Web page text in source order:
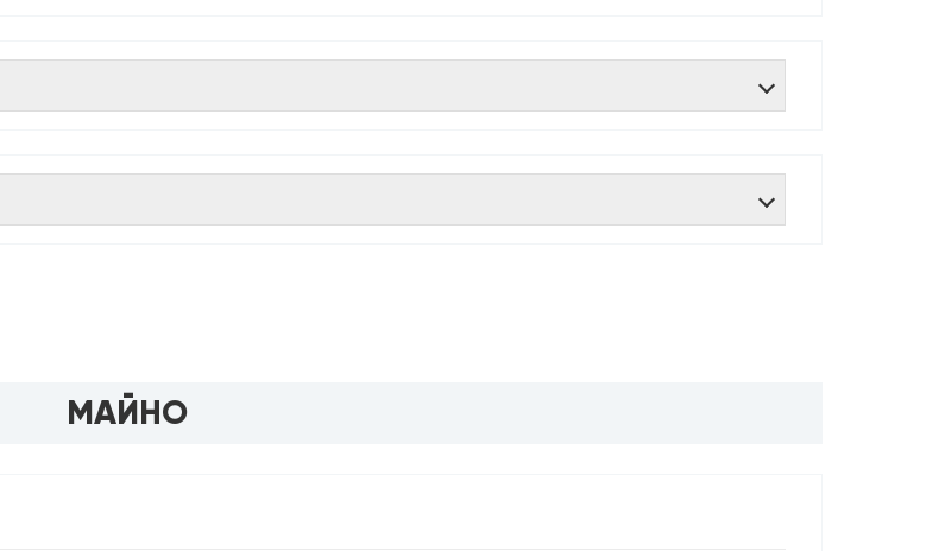
МАЙНО